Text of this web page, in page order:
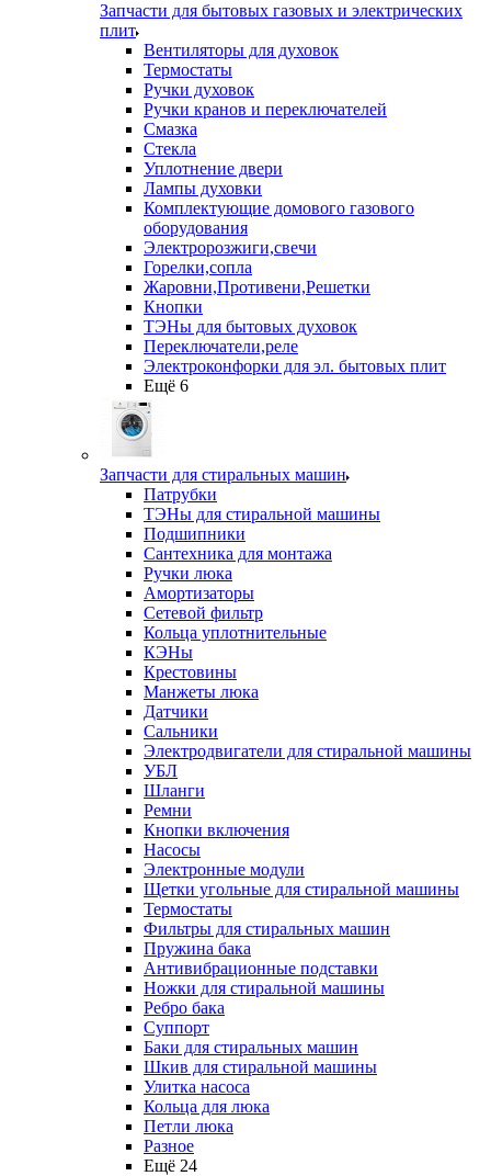
Запчасти для бытовых газовых и электрических
плит
Вентиляторы для духовок
Термостаты
Ручки духовок
Ручки кранов и переключателей
Смазка
Стекла
Уплотнение двери
Лампы духовки
Комплектующие домового газового
оборудования
Электророзжиги,свечи
Горелки,сопла
Жаровни,Противени,Решетки
Кнопки
ТЭНы для бытовых духовок
Переключатели,реле
Электроконфорки для эл. бытовых плит
Ещё 6
Запчасти для стиральных машин
Патрубки
ТЭНы для стиральной машины
Подшипники
Сантехника для монтажа
Ручки люка
Амортизаторы
Сетевой фильтр
Кольца уплотнительные
КЭНы
Крестовины
Манжеты люка
Датчики
Сальники
Электродвигатели для стиральной машины
УБЛ
Шланги
Ремни
Кнопки включения
Насосы
Электронные модули
Щетки угольные для стиральной машины
Термостаты
Фильтры для стиральных машин
Пружина бака
Антивибрационные подставки
Ножки для стиральной машины
Ребро бака
Суппорт
Баки для стиральных машин
Шкив для стиральной машины
Улитка насоса
Кольца для люка
Петли люка
Разное
Ещё 24